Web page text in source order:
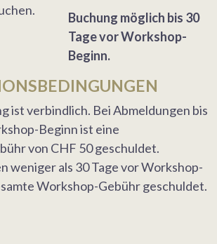
Buchung möglich bis 30
Tage vor Workshop-
Beginn.
ist verbindlich. Bei Abmeldungen bis
Beginn ist eine
von CHF 50 geschuldet.
weniger als 30 Tage vor Workshop-
Workshop-Gebühr geschuldet.